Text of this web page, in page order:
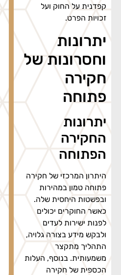
קפדנית על החוק ועל
זכויות הפרט.
יתרונות
וחסרונות של
חקירה
פתוחה
יתרונות
החקירה
הפתוחה
היתרון המרכזי של חקירה
פתוחה טמון במהירות
ובפשטות היחסית שלה.
כאשר החוקרים יכולים
לפנות ישירות לעדים
ולבקש מידע בצורה גלויה,
התהליך מתקצר
משמעותית. בנוסף, העלות
הכספית של חקירה